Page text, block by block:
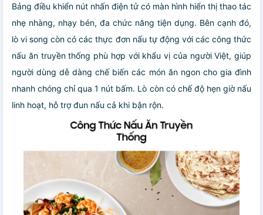
Bảng điều khiển nút nhấn điện tử có màn hình hiển thị thao tác
nhẹ nhàng, nhạy bén, đa chức năng tiện dụng. Bên cạnh đó,
lò vi song còn có các thực đơn nấu tự động với các công thức
nấu ăn truyền thống phù hợp với khẩu vị của người Việt, giúp
người dùng dễ dàng chế biến các món ăn ngon cho gia đình
nhanh chóng chỉ qua 1 nút bấm. Lò còn có chế độ hẹn giờ nấu
linh hoạt, hỗ trợ đun nấu cả khi bận rộn.